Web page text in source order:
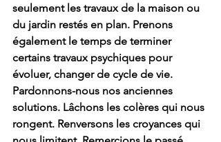
seulement les travaux de la maison ou
du jardin restés en plan. Prenons
également le temps de terminer
certains travaux psychiques pour
évoluer, changer de cycle de vie.
Pardonnons-nous nos anciennes
solutions. Lâchons les colères qui nous
rongent. Renversons les croyances qui